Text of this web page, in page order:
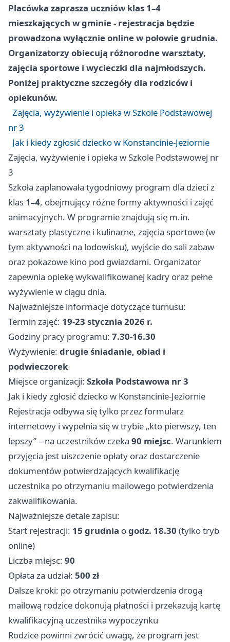
Placówka zaprasza uczniów klas 1–4
mieszkających w gminie - rejestracja będzie
prowadzona wyłącznie online w połowie grudnia.
Organizatorzy obiecują różnorodne warsztaty,
zajęcia sportowe i wycieczki dla najmłodszych.
Poniżej praktyczne szczegóły dla rodziców i
opiekunów.
Zajęcia, wyżywienie i opieka w Szkole Podstawowej
nr 3
Jak i kiedy zgłosić dziecko w Konstancinie-Jeziornie
Zajęcia, wyżywienie i opieka w Szkole Podstawowej nr
3
Szkoła zaplanowała tygodniowy program dla dzieci z
klas 1–4, obejmujący różne formy aktywności i zajęć
animacyjnych. W programie znajdują się m.in.
warsztaty plastyczne i kulinarne, zajęcia sportowe (w
tym aktywności na lodowisku), wyjście do sali zabaw
oraz pokazowe kino pod gwiazdami. Organizator
zapewnia opiekę wykwalifikowanej kadry oraz pełne
wyżywienie w ciągu dnia.
Najważniejsze informacje dotyczące turnusu:
Termin zajęć: 19-23 stycznia 2026 r.
Godziny pracy programu: 7.30-16.30
Wyżywienie: drugie śniadanie, obiad i
podwieczorek
Miejsce organizacji: Szkoła Podstawowa nr 3
Jak i kiedy zgłosić dziecko w Konstancinie-Jeziornie
Rejestracja odbywa się tylko przez formularz
internetowy i wypełnia się w trybie „kto pierwszy, ten
lepszy” – na uczestników czeka 90 miejsc. Warunkiem
przyjęcia jest uiszczenie opłaty oraz dostarczenie
dokumentów potwierdzających kwalifikację
uczestnika po otrzymaniu mailowego potwierdzenia
zakwalifikowania.
Najważniejsze detale zapisu:
Start rejestracji: 15 grudnia ogodz. 18.30 (tylko tryb
online)
Liczba miejsc: 90
Opłata za udział: 500 zł
Dalsze kroki: po otrzymaniu potwierdzenia drogą
mailową rodzice dokonują płatności i przekazują kartę
kwalifikacyjną uczestnika wypoczynku
Rodzice powinni zwrócić uwagę, że program jest